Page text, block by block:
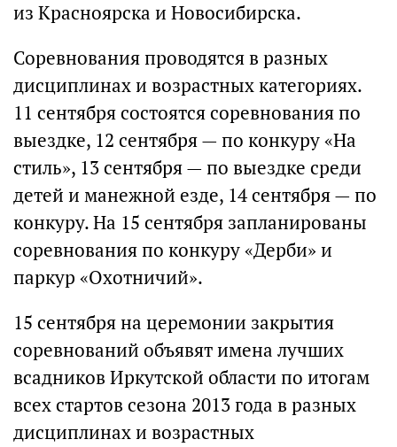
из Красноярска и Новосибирска.
Соревнования проводятся в разных
дисциплинах и возрастных категориях.
11 сентября состоятся соревнования по
выездке, 12 сентября — по конкуру «На
стиль», 13 сентября — по выездке среди
детей и манежной езде, 14 сентября — по
конкуру. На 15 сентября запланированы
соревнования по конкуру «Дерби» и
паркур «Охотничий».
15 сентября на церемонии закрытия
соревнований объявят имена лучших
всадников Иркутской области по итогам
всех стартов сезона 2013 года в разных
дисциплинах и возрастных